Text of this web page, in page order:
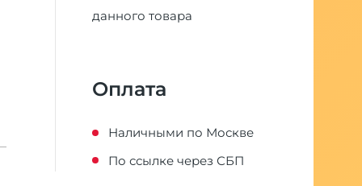
данного товара
Оплата
Наличными по Москве
По ссылке через СБП